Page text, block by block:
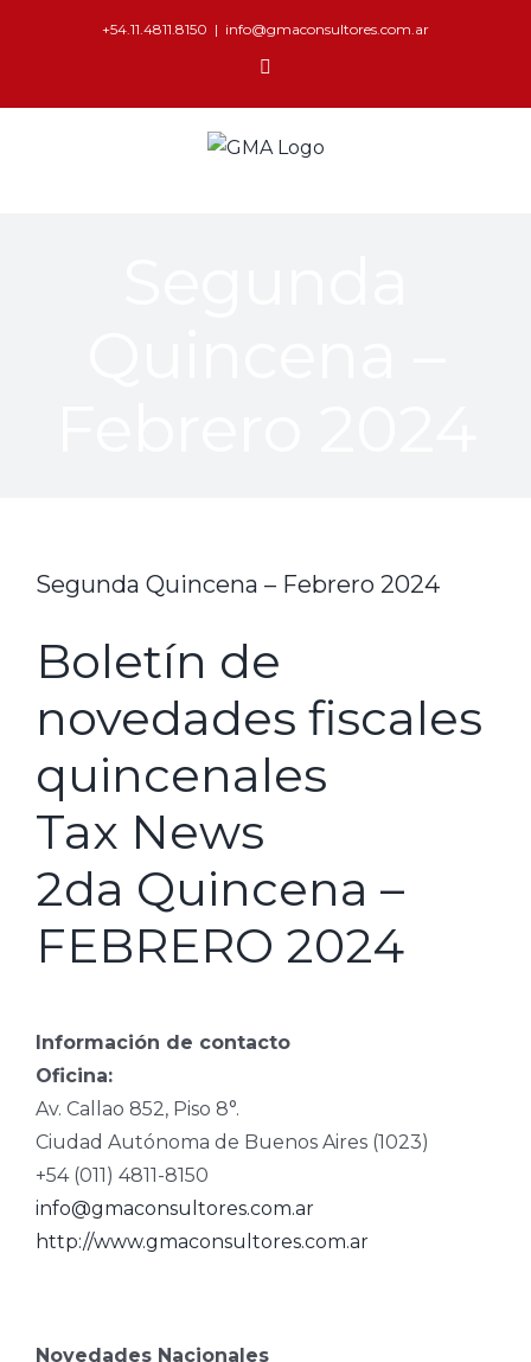
+54.11.4811.8150 | info@gmaconsultores.com.ar
Segunda Quincena – Febrero 2024
Boletín de
novedades fiscales
quincenales
Tax News
2da Quincena –
FEBRERO 2024
Información de contacto
Oficina:
Av. Callao 852, Piso 8°.
Ciudad Autónoma de Buenos Aires (1023)
+54 (011) 4811-8150
info@gmaconsultores.com.ar
http://www.gmaconsultores.com.ar
Novedades Nacionales